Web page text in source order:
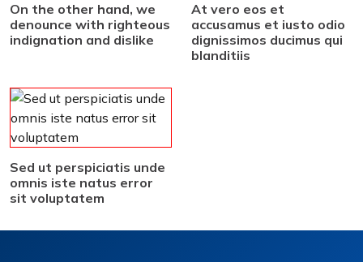
On the other hand, we
denounce with righteous
indignation and dislike
At vero eos et
accusamus et iusto odio
dignissimos ducimus qui
blanditiis
Sed ut perspiciatis unde
omnis iste natus error
sit voluptatem